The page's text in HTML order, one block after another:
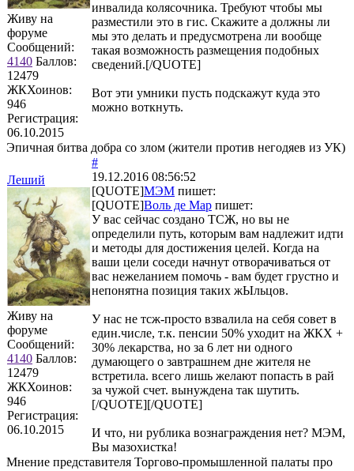
Живу на
форуме
Сообщений:
4140 Баллов:
12479
ЖКХоинов:
946
Регистрация:
06.10.2015
инвалида колясочника. Требуют чтобы мы
разместили это в гис. Скажите а должны ли
мы это делать и предусмотрена ли вообще
такая возможность размещения подобных
сведений.[/QUOTE]
Вот эти умники пусть подскажут куда это
можно воткнуть.
Эпичная битва добра со злом (жители против негодяев из УК)
Леший
Живу на
форуме
Сообщений:
4140 Баллов:
12479
ЖКХоинов:
946
Регистрация:
06.10.2015
#
19.12.2016 08:56:52
[QUOTE]МЭМ пишет:
[QUOTE]Воль де Мар пишет:
У вас сейчас создано ТСЖ, но вы не
определили путь, которым вам надлежит идти
и методы для достижения целей. Когда на
ваши цели соседи начнут отворачиваться от
вас нежеланием помочь - вам будет грустно и
непонятна позиция таких жЫльцов.
У нас не тсж-просто взвалила на себя совет в
един.числе, т.к. пенсии 50% уходит на ЖКХ +
30% лекарства, но за 6 лет ни одного
думающего о завтрашнем дне жителя не
встретила. всего лишь желают попасть в рай
за чужой счет. вынуждена так шутить.
[/QUOTE][/QUOTE]
И что, ни рублика вознаграждения нет? МЭМ,
Вы мазохистка!
Мнение представителя Торгово-промышленной палаты про